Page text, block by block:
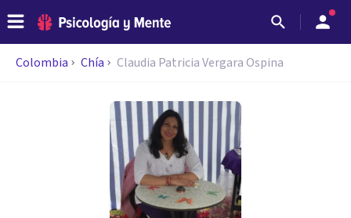
Colombia Chía Claudia Patricia Vergara Ospina